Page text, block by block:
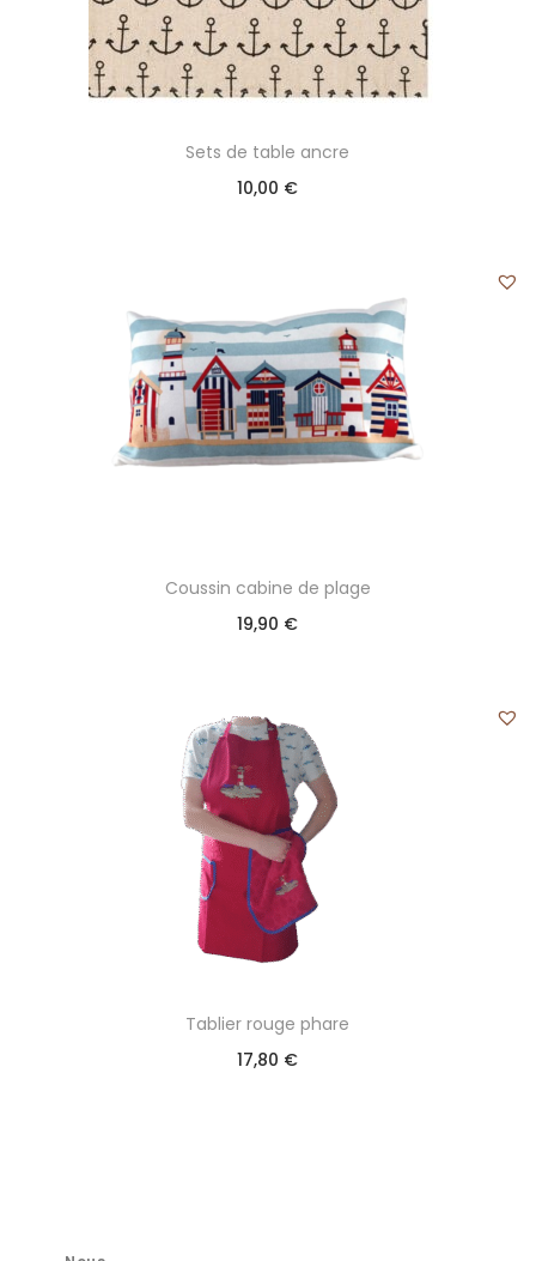
Sets de table ancre
10,00 €
Coussin cabine de plage
19,90 €
Tablier rouge phare
17,80 €